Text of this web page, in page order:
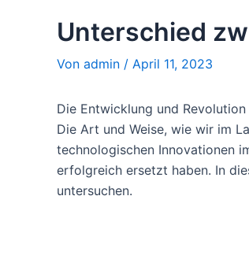
Unterschied
Von admin / April 11, 2023
Die Entwicklung und
Die Art und Weise, wie wir im
technologischen Innovationen
erfolgreich ersetzt haben. In
untersuchen.